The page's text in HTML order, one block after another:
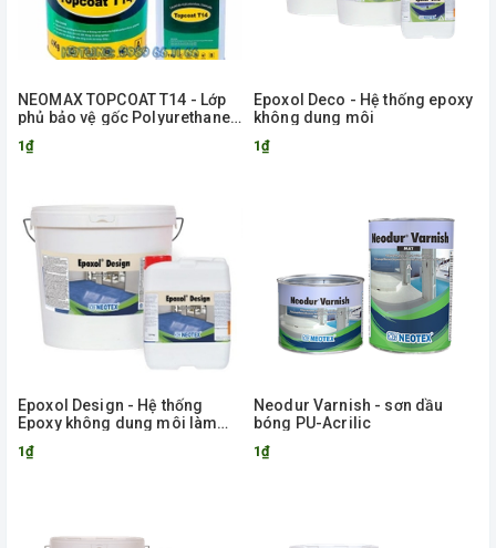
NEOMAX TOPCOAT T14 - Lớp
phủ bảo vệ gốc Polyurethane
1₫
Epoxol Deco - Hệ thống epoxy
không dung môi
1₫
Epoxol Design - Hệ thống
Epoxy không dung môi làm
1₫
Neodur Varnish - sơn dầu
bóng PU-Acrilic
1₫